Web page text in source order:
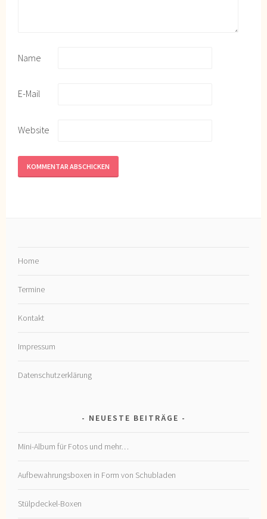
Name
E-Mail
Website
Home
Termine
Kontakt
Impressum
Datenschutzerklärung
NEUESTE BEITRÄGE
Mini-Album für Fotos und mehr…
Aufbewahrungsboxen in Form von Schubladen
Stülpdeckel-Boxen